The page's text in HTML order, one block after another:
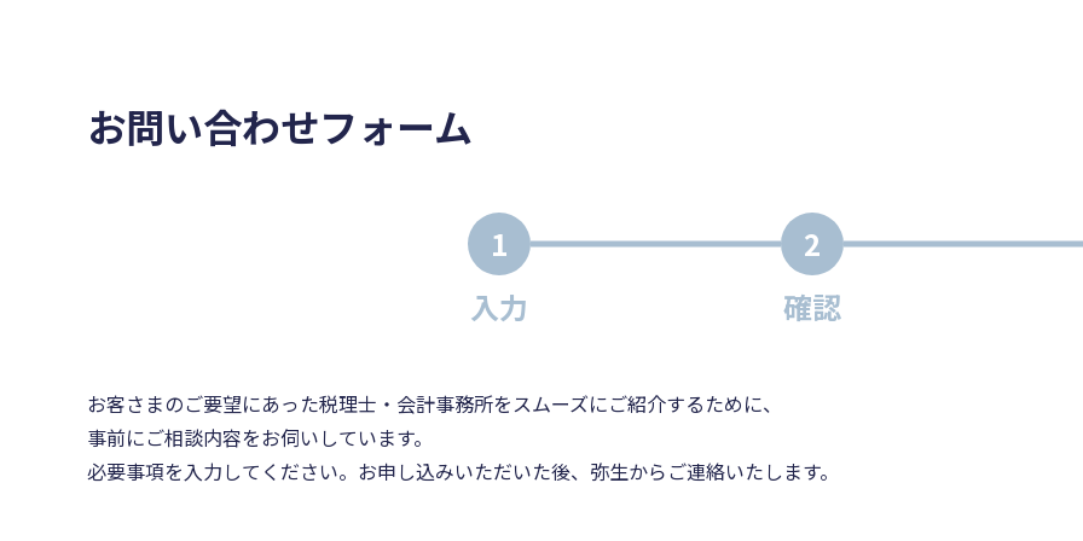
お問い合わせフォーム
1
入力
2
確認
お客さまのご要望にあった税理士・会計事務所をスムーズにご紹介するために、
事前にご相談内容をお伺いしています。
必要事項を入力してください。お申し込みいただいた後、弥生からご連絡いたします。